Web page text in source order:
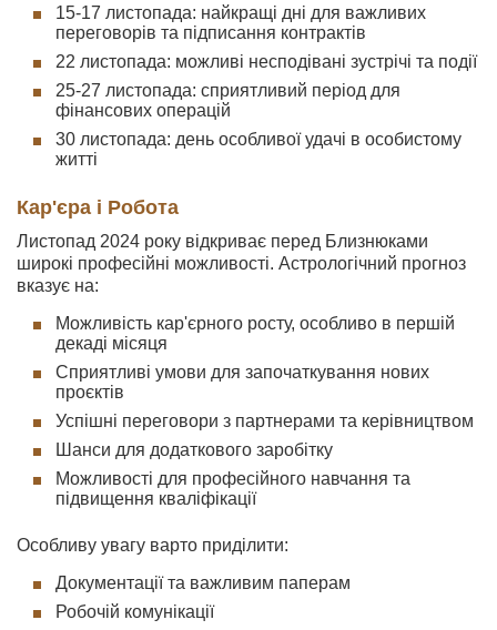
15-17 листопада: найкращі дні для важливих
переговорів та підписання контрактів
22 листопада: можливі несподівані зустрічі та події
25-27 листопада: сприятливий період для
фінансових операцій
30 листопада: день особливої удачі в особистому
житті
Кар'єра і Робота
Листопад 2024 року відкриває перед Близнюками
широкі професійні можливості. Астрологічний прогноз
вказує на:
Можливість кар'єрного росту, особливо в першій
декаді місяця
Сприятливі умови для започаткування нових
проєктів
Успішні переговори з партнерами та керівництвом
Шанси для додаткового заробітку
Можливості для професійного навчання та
підвищення кваліфікації
Особливу увагу варто приділити:
Документації та важливим паперам
Робочій комунікації